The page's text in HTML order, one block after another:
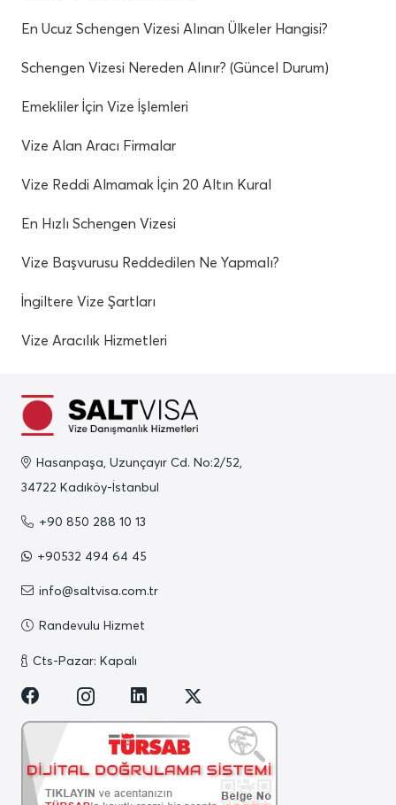
En Ucuz Schengen Vizesi Alınan Ülkeler Hangisi?
Schengen Vizesi Nereden Alınır? (Güncel Durum)
Emekliler İçin Vize İşlemleri
Vize Alan Aracı Firmalar
Vize Reddi Almamak İçin 20 Altın Kural
En Hızlı Schengen Vizesi
Vize Başvurusu Reddedilen Ne Yapmalı?
İngiltere Vize Şartları
Vize Aracılık Hizmetleri
Hasanpaşa, Uzunçayır Cd. No:2/52,
34722 Kadıköy-İstanbul
+90 850 288 10 13
+90532 494 64 45
info@saltvisa.com.tr
Randevulu Hizmet
Cts-Pazar: Kapalı